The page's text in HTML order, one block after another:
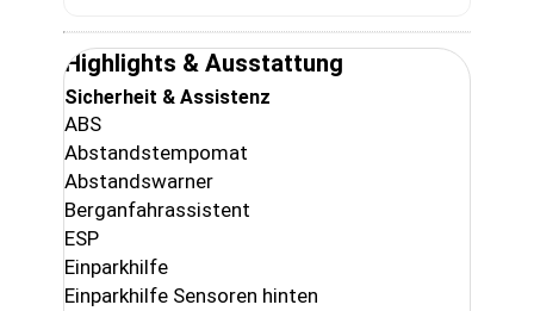
Highlights & Ausstattung
Sicherheit & Assistenz
ABS
Abstandstempomat
Abstandswarner
Berganfahrassistent
ESP
Einparkhilfe
Einparkhilfe Sensoren hinten